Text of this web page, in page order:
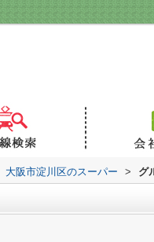
大阪市淀川区のスーパー > グ